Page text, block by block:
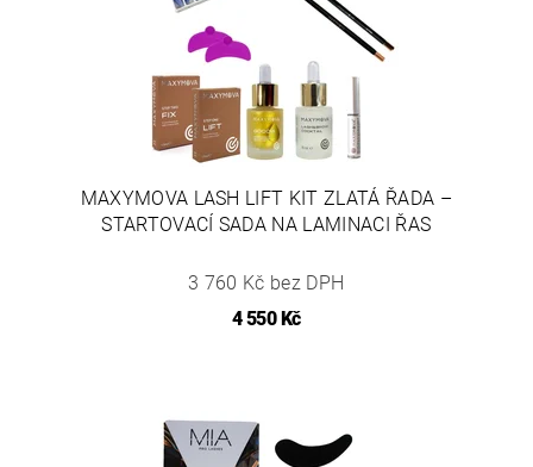
MAXYMOVA LASH LIFT KIT ZLATÁ ŘADA –
STARTOVACÍ SADA NA LAMINACI ŘAS
3 760 Kč bez DPH
4 550 Kč